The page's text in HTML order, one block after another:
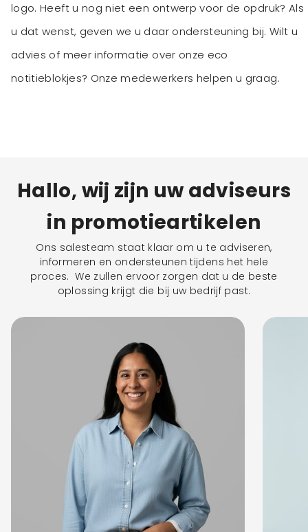
logo. Heeft u nog niet een ontwerp voor de opdruk? Als
u dat wenst, geven we u daar ondersteuning bij. Wilt u
advies of meer informatie over onze eco
notitieblokjes? Onze medewerkers helpen u graag.
Hallo, wij zijn uw adviseurs
in promotieartikelen
Ons salesteam staat klaar om u te adviseren,
informeren en ondersteunen tijdens het hele
proces. We zullen ervoor zorgen dat u de beste
oplossing krijgt die bij uw bedrijf past.